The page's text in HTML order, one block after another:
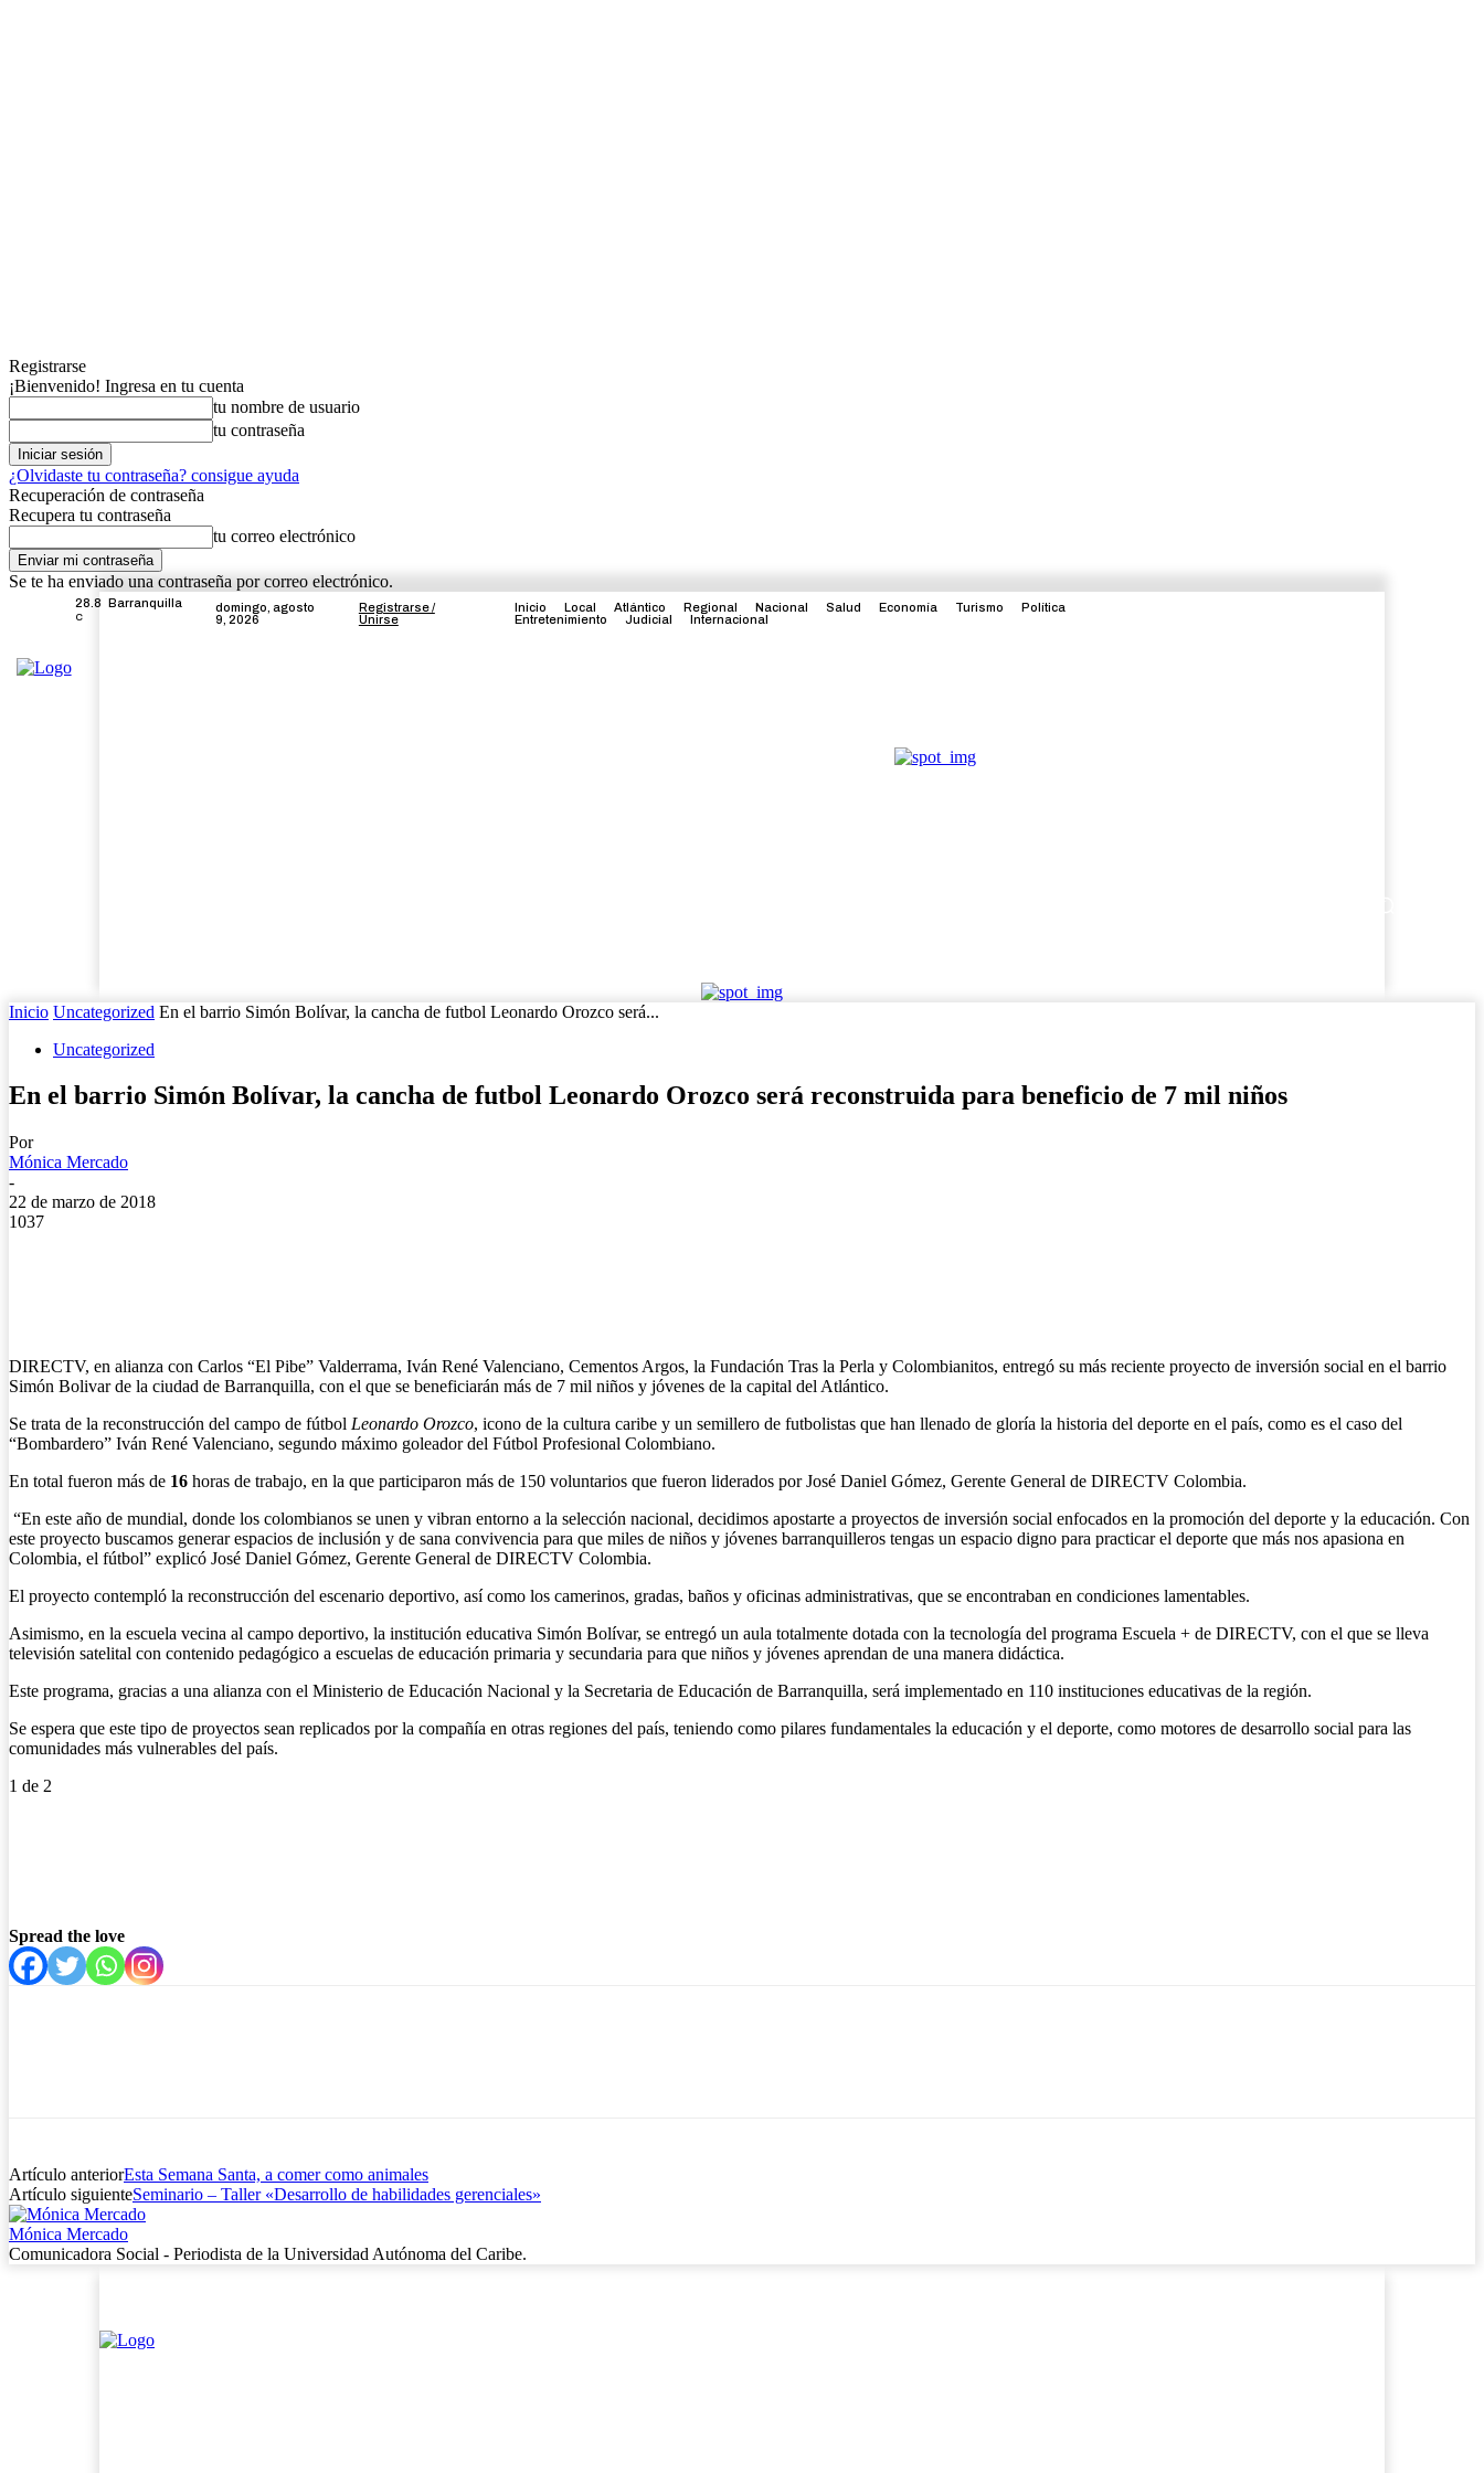
Registrarse
¡Bienvenido! Ingresa en tu cuenta
tu nombre de usuario
tu contraseña
¿Olvidaste tu contraseña? consigue ayuda
Recuperación de contraseña
Recupera tu contraseña
tu correo electrónico
Se te ha enviado una contraseña por correo electrónico.
28.8
C
Barranquilla
domingo, agosto
9, 2026
Registrarse /
Unirse
Inicio Local Atlántico Regional Nacional Salud Economía Turismo
Política
Entretenimiento
Judicial Internacional
Inicio Uncategorized En el barrio Simón Bolívar, la cancha de futbol Leonardo Orozco será...
Uncategorized
En el barrio Simón Bolívar, la cancha de futbol Leonardo Orozco será reconstruida para beneficio de 7 mil niños
Por
Mónica Mercado
-
22 de marzo de 2018
1037
DIRECTV, en alianza con Carlos “El Pibe” Valderrama, Iván René Valenciano, Cementos Argos, la Fundación Tras la Perla y Colombianitos, entregó su más reciente proyecto de inversión social en el barrio
Simón Bolivar de la ciudad de Barranquilla, con el que se beneficiarán más de 7 mil niños y jóvenes de la capital del Atlántico.
Se trata de la reconstrucción del campo de fútbol Leonardo Orozco, icono de la cultura caribe y un semillero de futbolistas que han llenado de gloría la historia del deporte en el país, como es el caso del
“Bombardero” Iván René Valenciano, segundo máximo goleador del Fútbol Profesional Colombiano.
En total fueron más de 16 horas de trabajo, en la que participaron más de 150 voluntarios que fueron liderados por José Daniel Gómez, Gerente General de DIRECTV Colombia.
“En este año de mundial, donde los colombianos se unen y vibran entorno a la selección nacional, decidimos apostarte a proyectos de inversión social enfocados en la promoción del deporte y la educación. Con
este proyecto buscamos generar espacios de inclusión y de sana convivencia para que miles de niños y jóvenes barranquilleros tengas un espacio digno para practicar el deporte que más nos apasiona en
Colombia, el fútbol” explicó José Daniel Gómez, Gerente General de DIRECTV Colombia.
El proyecto contempló la reconstrucción del escenario deportivo, así como los camerinos, gradas, baños y oficinas administrativas, que se encontraban en condiciones lamentables.
Asimismo, en la escuela vecina al campo deportivo, la institución educativa Simón Bolívar, se entregó un aula totalmente dotada con la tecnología del programa Escuela + de DIRECTV, con el que se lleva
televisión satelital con contenido pedagógico a escuelas de educación primaria y secundaria para que niños y jóvenes aprendan de una manera didáctica.
Este programa, gracias a una alianza con el Ministerio de Educación Nacional y la Secretaria de Educación de Barranquilla, será implementado en 110 instituciones educativas de la región.
Se espera que este tipo de proyectos sean replicados por la compañía en otras regiones del país, teniendo como pilares fundamentales la educación y el deporte, como motores de desarrollo social para las
comunidades más vulnerables del país.
1 de 2
Spread the love
Artículo anteriorEsta Semana Santa, a comer como animales
Artículo siguienteSeminario – Taller «Desarrollo de habilidades gerenciales»
Mónica Mercado
Comunicadora Social - Periodista de la Universidad Autónoma del Caribe.